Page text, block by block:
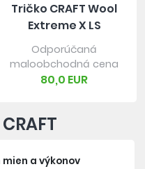
Tričko CRAFT Wool
Extreme X LS
Odporúčaná
maloobchodná cena
80,0 EUR
a výkonov